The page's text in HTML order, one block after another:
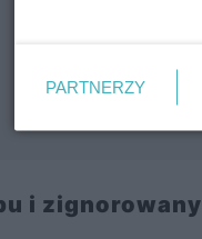
i
PARTNERZY